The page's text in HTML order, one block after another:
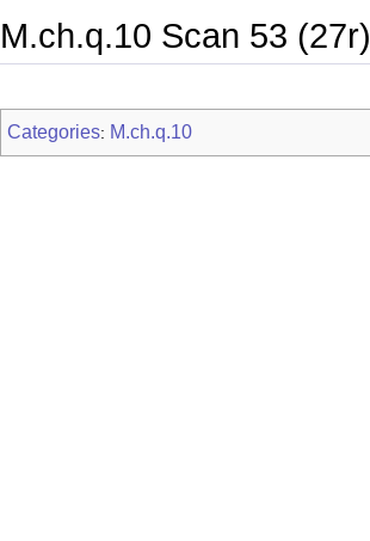
M.ch.q.10 Scan 53 (27r)
Categories: M.ch.q.10